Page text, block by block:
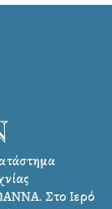
Στο Ιερό